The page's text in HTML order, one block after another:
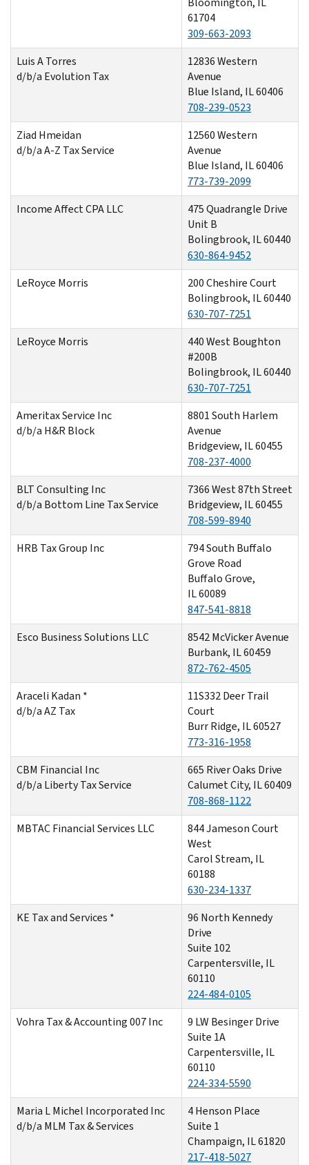
61704
309-663-2093
Luis A Torres
d/b/a Evolution Tax
12836 Western
Avenue
Blue Island, IL 60406
708-239-0523
Ziad Hmeidan
d/b/a A-Z Tax Service
12560 Western
Avenue
Blue Island, IL 60406
773-739-2099
Income Affect CPA LLC
475 Quadrangle Drive
Unit B
Bolingbrook, IL 60440
630-864-9452
LeRoyce Morris
200 Cheshire Court
Bolingbrook, IL 60440
630-707-7251
LeRoyce Morris
440 West Boughton
#200B
Bolingbrook, IL 60440
630-707-7251
Ameritax Service Inc
d/b/a H&R Block
8801 South Harlem
Avenue
Bridgeview, IL 60455
708-237-4000
BLT Consulting Inc
d/b/a Bottom Line Tax Service
7366 West 87th Street
Bridgeview, IL 60455
708-599-8940
HRB Tax Group Inc
794 South Buffalo
Grove Road
Buffalo Grove,
IL 60089
847-541-8818
Esco Business Solutions LLC
8542 McVicker Avenue
Burbank, IL 60459
872-762-4505
Araceli Kadan *
d/b/a AZ Tax
11S332 Deer Trail
Court
Burr Ridge, IL 60527
773-316-1958
CBM Financial Inc
d/b/a Liberty Tax Service
665 River Oaks Drive
Calumet City, IL 60409
708-868-1122
MBTAC Financial Services LLC
844 Jameson Court
West
Carol Stream, IL
60188
630-234-1337
KE Tax and Services *
96 North Kennedy
Drive
Suite 102
Carpentersville, IL
60110
224-484-0105
Vohra Tax & Accounting 007 Inc
9 LW Besinger Drive
Suite 1A
Carpentersville, IL
60110
224-334-5590
Maria L Michel Incorporated Inc
d/b/a MLM Tax & Services
4 Henson Place
Suite 1
Champaign, IL 61820
217-418-5027